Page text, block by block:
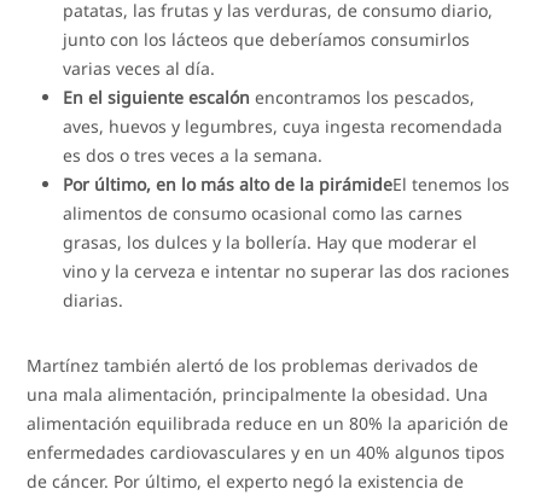
patatas, las frutas y las verduras, de consumo diario,
junto con los lácteos que deberíamos consumirlos
varias veces al día.
En el siguiente escalón encontramos los pescados,
aves, huevos y legumbres, cuya ingesta recomendada
es dos o tres veces a la semana.
Por último, en lo más alto de la pirámideEl tenemos los
alimentos de consumo ocasional como las carnes
grasas, los dulces y la bollería. Hay que moderar el
vino y la cerveza e intentar no superar las dos raciones
diarias.
Martínez también alertó de los problemas derivados de
una mala alimentación, principalmente la obesidad. Una
alimentación equilibrada reduce en un 80% la aparición de
enfermedades cardiovasculares y en un 40% algunos tipos
de cáncer. Por último, el experto negó la existencia de